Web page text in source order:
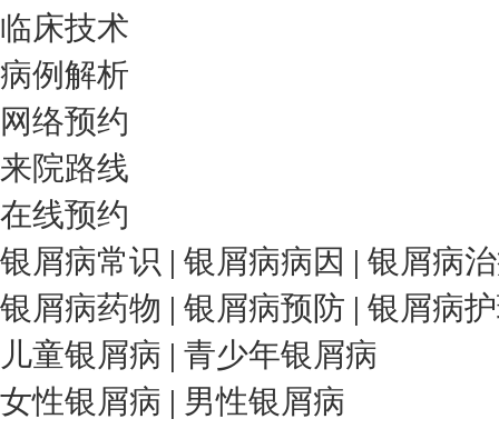
临床技术
病例解析
网络预约
来院路线
在线预约
银屑病常识 | 银屑病病因 | 银屑病
银屑病药物 | 银屑病预防 | 银屑病
儿童银屑病 | 青少年银屑病
女性银屑病 | 男性银屑病